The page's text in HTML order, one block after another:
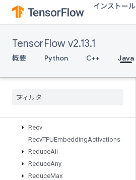
インストール
TensorFlow v2.13.1
概要 Python C++ Java
RaggedTensorToVariant
RaggedTensorToVariantGradient
RandomIndexShuffle
Range
ReadVariableOp
Recv
RecvTPUEmbeddingActivations
ReduceAll
ReduceAny
ReduceMax